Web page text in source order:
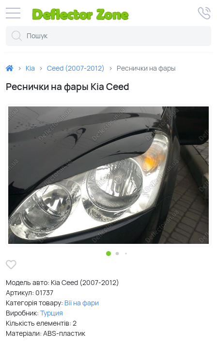
Kia Ceed (2007-2012) Реснички на фары
Реснички на фары Kia Ceed
Модель авто: Kia Ceed (2007-2012)
Артикул: 01737
Категорія товару: Вії на фари
Виробник: Турция
Кількість елементів: 2
Матеріали: ABS-пластик